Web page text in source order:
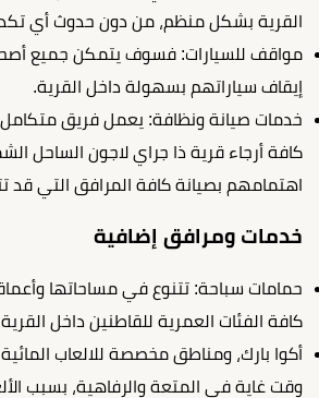
القرية بشكل منظم، من دون حدوث أي
مواقف للسيارات: فسوف يتمكن جميع
إيقاف سياراتهم بسهولة داخل القرية.
خدمات صيانة ونظافة: يعمل فريق
كافة أرجاء قرية ذا جراي لاجون الساحل
اهتمامهم بصيانة كافة المرافق التي
خدمات ومرافق إضافية
حمامات سباحة: تتنوع في مساحاتها
كافة الفئات العمرية للقاطنين داخل
أكوا بارك، ومناطق مخصصة للالعاب
وقت غاية في المتعة والرفاهية، بسبب